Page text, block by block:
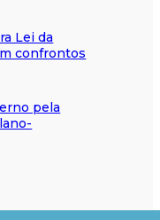
Lei da
confrontos
pela